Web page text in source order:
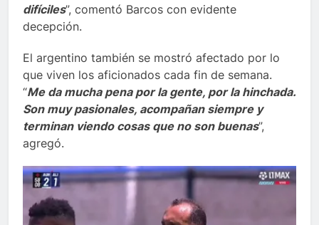
difíciles”, comentó Barcos con evidente
decepción.
El argentino también se mostró afectado por lo
que viven los aficionados cada fin de semana.
“Me da mucha pena por la gente, por la hinchada.
Son muy pasionales, acompañan siempre y
terminan viendo cosas que no son buenas”,
agregó.